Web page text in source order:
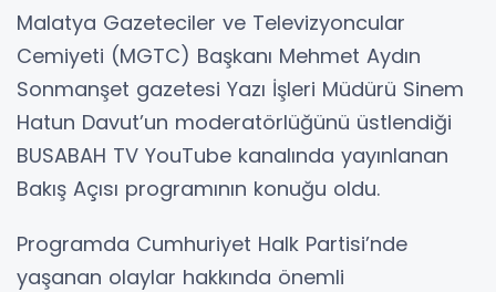
Malatya Gazeteciler ve Televizyoncular
Cemiyeti (MGTC) Başkanı Mehmet Aydın
Sonmanşet gazetesi Yazı İşleri Müdürü Sinem
Hatun Davut’un moderatörlüğünü üstlendiği
BUSABAH TV YouTube kanalında yayınlanan
Bakış Açısı programının konuğu oldu.
Programda Cumhuriyet Halk Partisi’nde
yaşanan olaylar hakkında önemli